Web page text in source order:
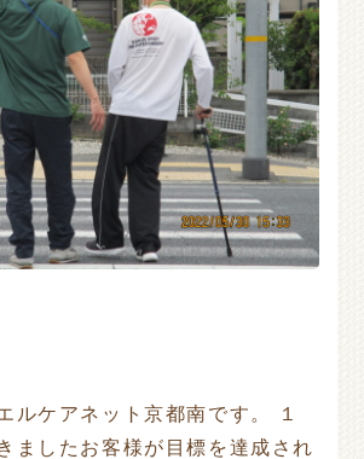
ルケアネット京都南です。 １
ましたお客様が目標を達成され